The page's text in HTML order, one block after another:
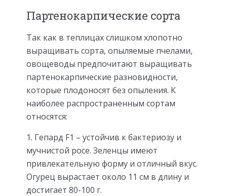
Партенокарпические сорта
Так как в теплицах слишком хлопотно
выращивать сорта, опыляемые пчелами,
овощеводы предпочитают выращивать
партенокарпические разновидности,
которые плодоносят без опыления. К
наиболее распространенным сортам
относятся:
Гепард F1 – устойчив к бактериозу и
мучнистой росе. Зеленцы имеют
привлекательную форму и отличный вкус.
Огурец вырастает около 11 см в длину и
достигает 80-100 г.